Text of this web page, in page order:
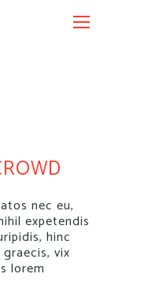
nec eu,
expetendis
hinc
vix
lorem